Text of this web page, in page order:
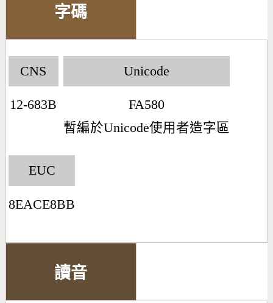
字碼
CNS
12-683B
Unicode
FA580
暫編於Unicode使用者造字區
EUC
8EACE8BB
讀音